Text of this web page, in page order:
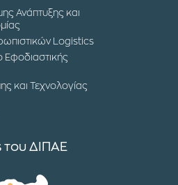
Ανάπτυξης και
Logistics
Εφοδιαστικής
και Τεχνολογίας
του ΔΙΠΑΕ